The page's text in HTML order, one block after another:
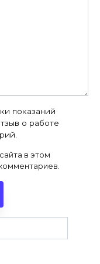
показаний
о работе
в этом